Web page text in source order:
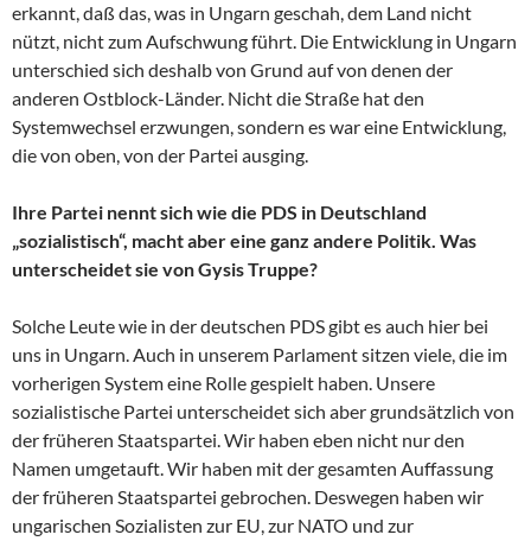
erkannt, daß das, was in Ungarn geschah, dem Land nicht
nützt, nicht zum Aufschwung führt. Die Entwicklung in Ungarn
unterschied sich deshalb von Grund auf von denen der
anderen Ostblock-Länder. Nicht die Straße hat den
Systemwechsel erzwungen, sondern es war eine Entwicklung,
die von oben, von der Partei ausging.
Ihre Partei nennt sich wie die PDS in Deutschland
„sozialistisch“, macht aber eine ganz andere Politik. Was
unterscheidet sie von Gysis Truppe?
Solche Leute wie in der deutschen PDS gibt es auch hier bei
uns in Ungarn. Auch in unserem Parlament sitzen viele, die im
vorherigen System eine Rolle gespielt haben. Unsere
sozialistische Partei unterscheidet sich aber grundsätzlich von
der früheren Staatspartei. Wir haben eben nicht nur den
Namen umgetauft. Wir haben mit der gesamten Auffassung
der früheren Staatspartei gebrochen. Deswegen haben wir
ungarischen Sozialisten zur EU, zur NATO und zur